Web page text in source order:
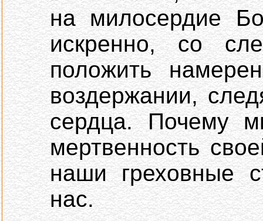
на милосердие
искренно, со
положить
воздержании,
сердца. Почему
мертвенность
наши греховные
нас.